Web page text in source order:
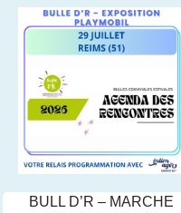
BULL D’R – MARCHE